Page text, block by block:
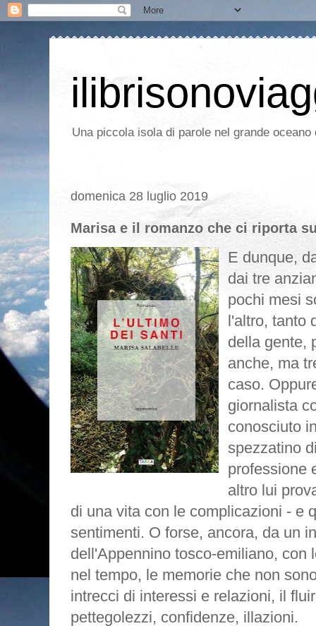
Una piccola isola di parole nel grande
domenica 28 luglio 2019
Marisa e il romanzo che ci riporta
E dunque,
dai tre
pochi mesi
l'altro, tanto
della gente,
anche, ma
caso.
giornalista
conosciuto
spezzatino
professione
altro lui
di una vita con le complicazioni - e
sentimenti. O forse, ancora, da un
dell'Appennino tosco-emiliano, con
nel tempo, le memorie che non
intrecci di interessi e relazioni, il
pettegolezzi, confidenze, illazioni.